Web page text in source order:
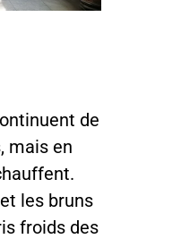
de
mais en
les bruns
froids des